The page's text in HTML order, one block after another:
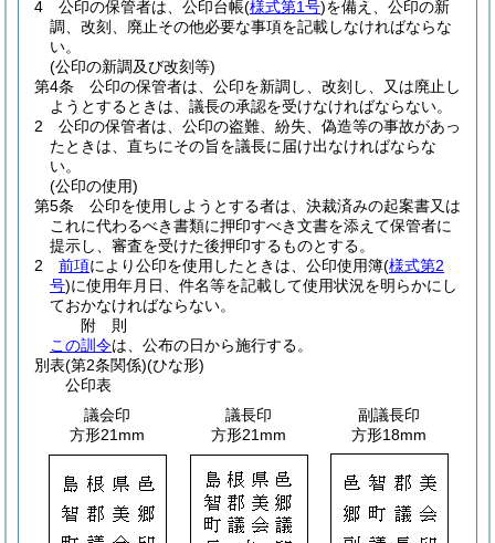
4
公印の保管者は、公印台帳(様式第1号)を備え、公印の新
調、改刻、廃止その他必要な事項を記載しなければならな
い。
(公印の新調及び改刻等)
第4条
公印の保管者は、公印を新調し、改刻し、又は廃止し
ようとするときは、議長の承認を受けなければならない。
2
公印の保管者は、公印の盗難、紛失、偽造等の事故があっ
たときは、直ちにその旨を議長に届け出なければならな
い。
(公印の使用)
第5条
公印を使用しようとする者は、決裁済みの起案書又は
これに代わるべき書類に押印すべき文書を添えて保管者に
提示し、審査を受けた後押印するものとする。
2
前項により公印を使用したときは、公印使用簿(様式第2
号)に使用年月日、件名等を記載して使用状況を明らかにし
ておかなければならない。
附 則
この訓令は、公布の日から施行する。
別表(第2条関係)(ひな形)
公印表
議会印
方形21mm
議長印
方形21mm
副議長印
方形18mm